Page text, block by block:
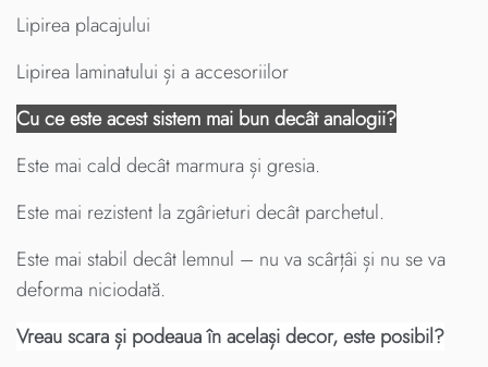
Lipirea placajului
Lipirea laminatului și a accesoriilor
Cu ce este acest sistem mai bun decât analogii?
Este mai cald decât marmura și gresia.
Este mai rezistent la zgârieturi decât parchetul.
Este mai stabil decât lemnul – nu va scârțâi și nu se va
deforma niciodată.
Vreau scara și podeaua în același decor, este posibil?